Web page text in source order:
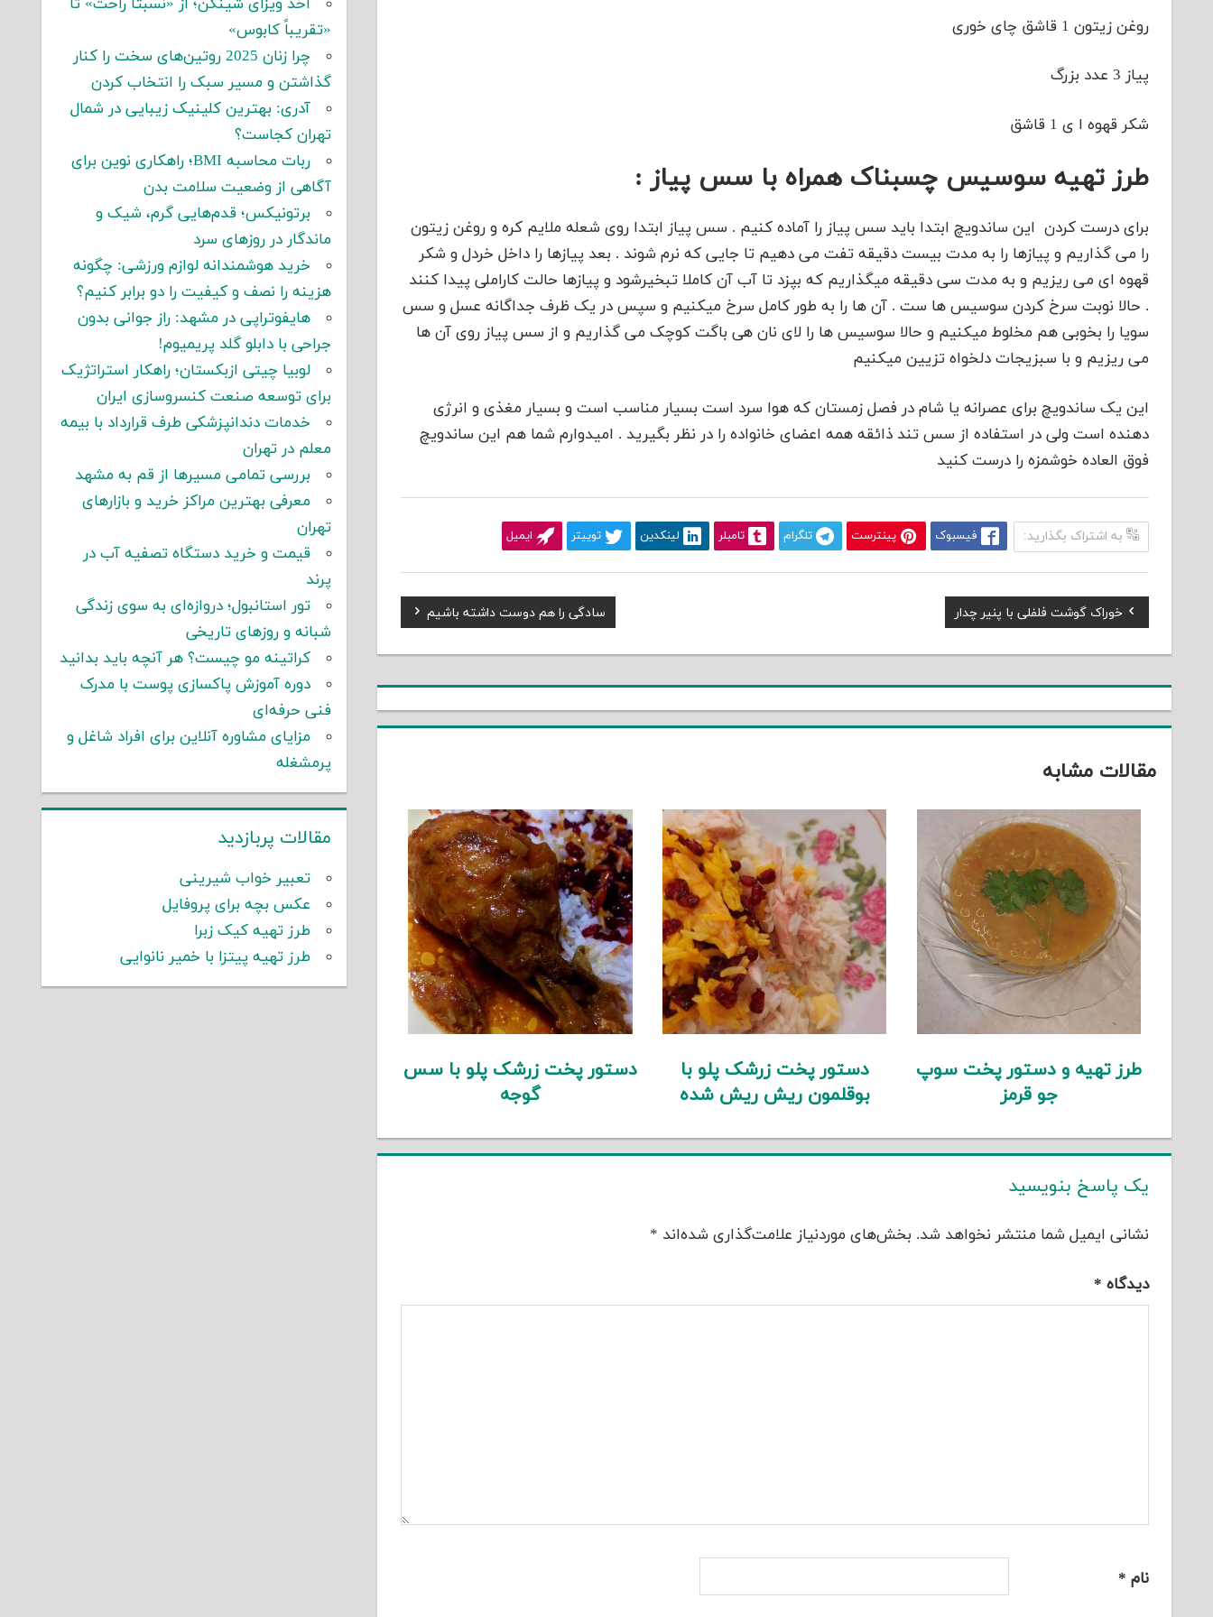
روغن زیتون 1 قاشق چای خوری
پیاز 3 عدد بزرگ
شکر قهوه ا ی 1 قاشق
طرز تهیه سوسیس چسبناک همراه با سس پیاز :
برای درست کردن این ساندویچ ابتدا باید سس پیاز را آماده کنیم . سس پیاز ابتدا روی شعله ملایم کره و روغن زیتون
را می گذاریم و پیازها را به مدت بیست دقیقه تفت می دهیم تا جایی که نرم شوند . بعد پیازها را داخل خردل و شکر
قهوه ای می ریزیم و به مدت سی دقیقه میگذاریم که بپزد تا آب آن کاملا تبخیرشود و پیازها حالت کاراملی پیدا کنند
. حالا نوبت سرخ کردن سوسیس ها ست . آن ها را به طور کامل سرخ میکنیم و سپس در یک ظرف جداگانه عسل و سس
سویا را بخوبی هم مخلوط میکنیم و حالا سوسیس ها را لای نان هی باگت کوچک می گذاریم و از سس پیاز روی آن ها
می ریزیم و با سبزیجات دلخواه تزیین میکنیم
این یک ساندویچ برای عصرانه یا شام در فصل زمستان که هوا سرد است بسیار مناسب است و بسیار مغذی و انرژی
دهنده است ولی در استفاده از سس تند ذائقه همه اعضای خانواده را در نظر بگیرید . امیدوارم شما هم این ساندویچ
فوق العاده خوشمزه را درست کنید
به اشتراک بگذارید: فیسبوک پینترست تلگرام تامبلر لینکدین توییتر ایمیل
راهبری
نوشته
Previous
Post:
خوراک گوشت فلفلی با پنیر چدار
Next
Post:
سادگی را هم دوست داشته باشیم
مقالات مشابه
طرز تهیه و دستور پخت سوپ
جو قرمز
دستور پخت زرشک پلو با
بوقلمون ریش ریش شده
دستور پخت زرشک پلو با سس
گوجه
یک پاسخ بنویسید
نشانی ایمیل شما منتشر نخواهد شد. بخش‌های موردنیاز علامت‌گذاری شده‌اند *
دیدگاه *
نام *
اخذ ویزای شینگن؛ از «نسبتاً راحت» تا
«تقریباً کابوس»
چرا زنان 2025 روتین‌های سخت را کنار
گذاشتن و مسیر سبک را انتخاب کردن
آدری: بهترین کلینیک زیبایی در شمال
تهران کجاست؟
ربات محاسبه BMI؛ راهکاری نوین برای
آگاهی از وضعیت سلامت بدن
برتونیکس؛ قدم‌هایی گرم، شیک و
ماندگار در روزهای سرد
خرید هوشمندانه لوازم ورزشی: چگونه
هزینه را نصف و کیفیت را دو برابر کنیم؟
هایفوتراپی در مشهد: راز جوانی بدون
جراحی با دابلو گلد پریمیوم!
لوبیا چیتی ازبکستان؛ راهکار استراتژیک
برای توسعه صنعت کنسروسازی ایران
خدمات دندانپزشکی طرف قرارداد با بیمه
معلم در تهران
بررسی تمامی مسیرها از قم به مشهد
معرفی بهترین مراکز خرید و بازارهای
تهران
قیمت و خرید دستگاه تصفیه آب در
پرند
تور استانبول؛ دروازه‌ای به سوی زندگی
شبانه و روزهای تاریخی
کراتینه مو چیست؟ هر آنچه باید بدانید
دوره آموزش پاکسازی پوست با مدرک
فنی حرفه‌ای
مزایای مشاوره آنلاین برای افراد شاغل و
پرمشغله
مقالات پربازدید
تعبیر خواب شیرینی
عکس بچه برای پروفایل
طرز تهیه کیک زبرا
طرز تهیه پیتزا با خمیر نانوایی